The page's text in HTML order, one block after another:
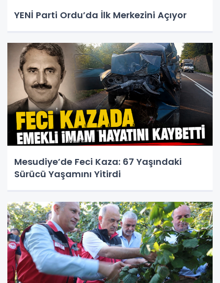
YENİ Parti Ordu’da İlk Merkezini Açıyor
Mesudiye’de Feci Kaza: 67 Yaşındaki
Sürücü Yaşamını Yitirdi